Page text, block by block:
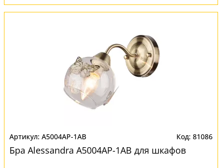
A5004AP-1AB 81086
Бра Alessandra A5004AP-1AB для шкафов